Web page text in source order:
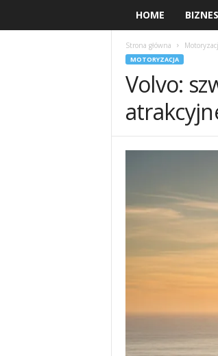
HOME
Strona główna
MOTORYZACJA
Volvo: